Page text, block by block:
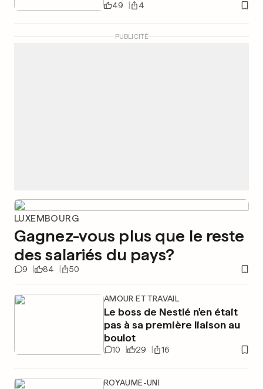
49 4
PUBLICITÉ
LUXEMBOURG
Gagnez-vous plus que le reste
des salariés du pays?
9 84 50
AMOUR ET TRAVAIL
Le boss de Nestlé n'en était
pas à sa première liaison au
boulot
10 29 16
ROYAUME-UNI